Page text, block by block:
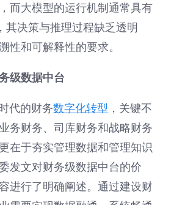
而大模型的运行机制通常具有
其决策与推理过程缺乏透明
性和可解释性的要求。
级数据中台
代的财务数字化转型 ，关键不
务财务、司库财务和战略财务
在于夯实管理数据和管理知识
发文对财务级数据中台的价
进行了明确阐述。通过建设财